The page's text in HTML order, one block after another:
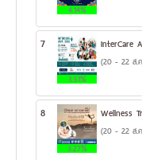
4.14%
7
3.51%
InterCare
(20 - 22 ส.
8
3.27%
Wellness
(20 - 22 ส.